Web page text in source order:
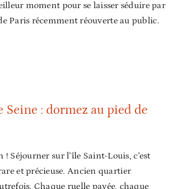
moment pour se laisser séduire par
Paris récemment réouverte au public.
: dormez au pied de
Séjourner sur l’île Saint-Louis, c’est
et précieuse. Ancien quartier
Chaque ruelle pavée, chaque